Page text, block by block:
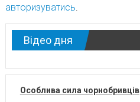
авторизуватись
Відео дня
Особлива сила чорнобривців